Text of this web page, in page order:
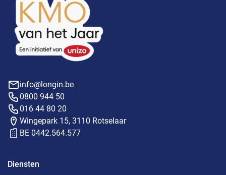
info@longin.be
0800 944 50
016 44 80 20
Wingepark 15, 3110 Rotselaar
BE 0442.564.577
Diensten